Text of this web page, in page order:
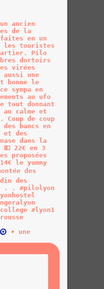
• une